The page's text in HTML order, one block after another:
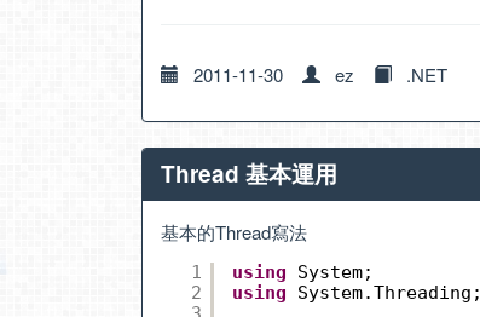
2011-11-30 ez .NET
Thread 基本運用
基本的Thread寫法
1
2
using
System;
using
System.Threading;